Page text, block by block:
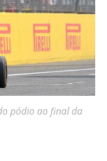
pódio ao final da